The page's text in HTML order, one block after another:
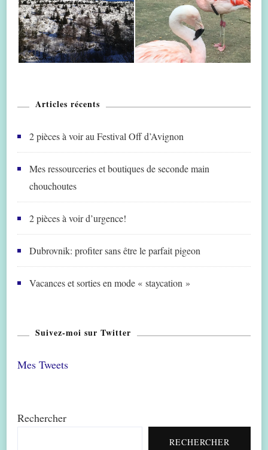
Articles récents
2 pièces à voir au Festival Off d’Avignon
Mes ressourceries et boutiques de seconde main
chouchoutes
2 pièces à voir d’urgence!
Dubrovnik: profiter sans être le parfait pigeon
Vacances et sorties en mode « staycation »
Suivez-moi sur Twitter
Mes Tweets
Rechercher
RECHERCHER